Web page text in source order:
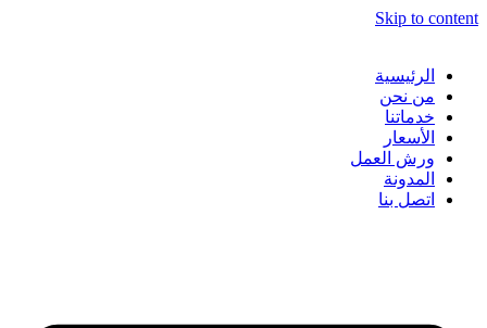
Skip to content
الرئيسية
من نحن
خدماتنا
الأسعار
ورش العمل
المدونة
اتصل بنا